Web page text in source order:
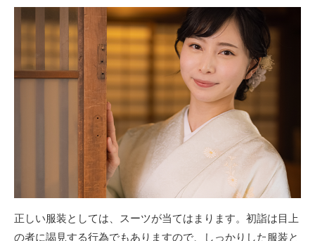
正しい服装としては、スーツが当てはまります。初詣は目上
の者に謁見する行為でもありますので、しっかりした服装と